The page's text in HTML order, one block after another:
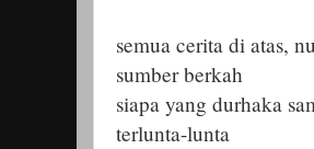
semua cerita di atas,
sumber berkah
siapa yang durhaka
terlunta-lunta